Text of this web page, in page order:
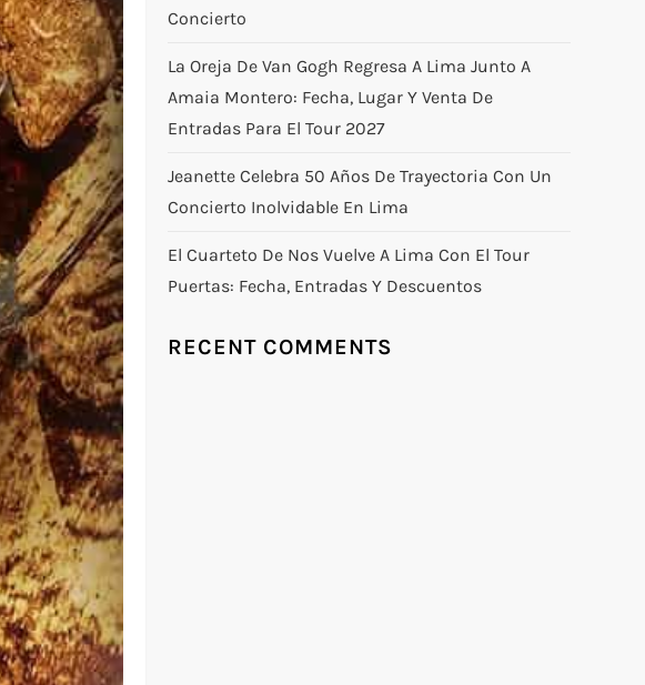
Concierto
La Oreja De Van Gogh Regresa A Lima Junto A
Amaia Montero: Fecha, Lugar Y Venta De
Entradas Para El Tour 2027
Jeanette Celebra 50 Años De Trayectoria Con Un
Concierto Inolvidable En Lima
El Cuarteto De Nos Vuelve A Lima Con El Tour
Puertas: Fecha, Entradas Y Descuentos
RECENT COMMENTS